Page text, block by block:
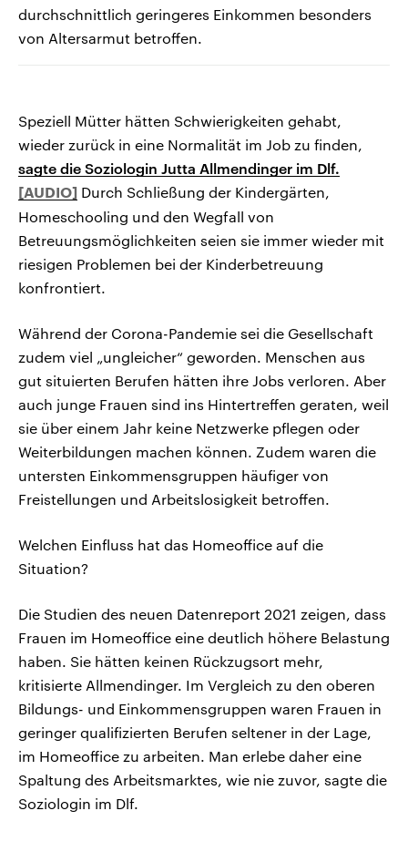
durchschnittlich geringeres Einkommen besonders
von Altersarmut betroffen.
Speziell Mütter hätten Schwierigkeiten gehabt,
wieder zurück in eine Normalität im Job zu finden,
sagte die Soziologin Jutta Allmendinger im Dlf.
Durch Schließung der Kindergärten,
Homeschooling und den Wegfall von
Betreuungsmöglichkeiten seien sie immer wieder mit
riesigen Problemen bei der Kinderbetreuung
konfrontiert.
Während der Corona-Pandemie sei die Gesellschaft
zudem viel „ungleicher“ geworden. Menschen aus
gut situierten Berufen hätten ihre Jobs verloren. Aber
auch junge Frauen sind ins Hintertreffen geraten, weil
sie über einem Jahr keine Netzwerke pflegen oder
Weiterbildungen machen können. Zudem waren die
untersten Einkommensgruppen häufiger von
Freistellungen und Arbeitslosigkeit betroffen.
Welchen Einfluss hat das Homeoffice auf die
Situation?
Die Studien des neuen Datenreport 2021 zeigen, dass
Frauen im Homeoffice eine deutlich höhere Belastung
haben. Sie hätten keinen Rückzugsort mehr,
kritisierte Allmendinger. Im Vergleich zu den oberen
Bildungs- und Einkommensgruppen waren Frauen in
geringer qualifizierten Berufen seltener in der Lage,
im Homeoffice zu arbeiten. Man erlebe daher eine
Spaltung des Arbeitsmarktes, wie nie zuvor, sagte die
Soziologin im Dlf.